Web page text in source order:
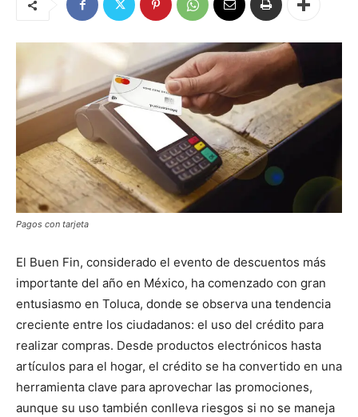
Pagos con tarjeta
El Buen Fin, considerado el evento de descuentos más
importante del año en México, ha comenzado con gran
entusiasmo en Toluca, donde se observa una tendencia
creciente entre los ciudadanos: el uso del crédito para
realizar compras. Desde productos electrónicos hasta
artículos para el hogar, el crédito se ha convertido en una
herramienta clave para aprovechar las promociones,
aunque su uso también conlleva riesgos si no se maneja